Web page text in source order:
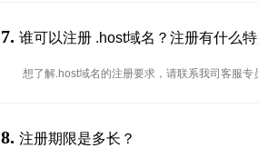
7. 谁可以注册 .host域名？注册有什么
想了解.host域名的注册要求，请联系我司客服
8. 注册期限是多长？